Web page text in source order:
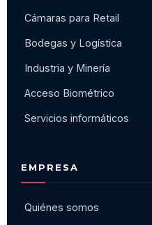
Cámaras para Retail
Bodegas y Logística
Industria y Minería
Acceso Biométrico
Servicios informáticos
EMPRESA
Quiénes somos